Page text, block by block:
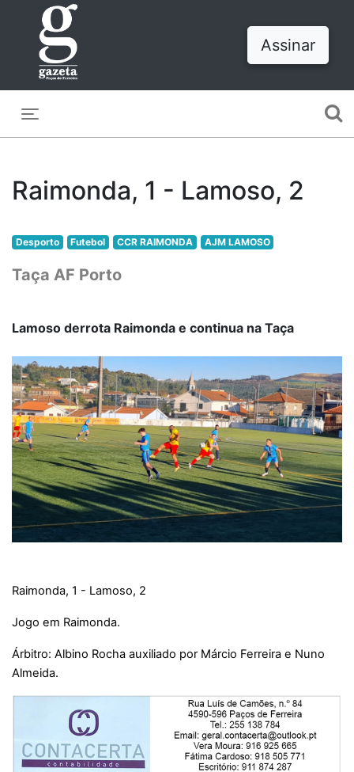
Assinar
Raimonda, 1 - Lamoso, 2
Desporto Futebol CCR RAIMONDA AJM LAMOSO
Taça AF Porto
Lamoso derrota Raimonda e continua na Taça
Raimonda, 1 - Lamoso, 2
Jogo em Raimonda.
Árbitro: Albino Rocha auxiliado por Márcio Ferreira e Nuno
Almeida.